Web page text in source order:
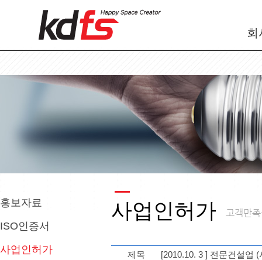
회
홍보자료
ISO인증서
사업인허가
사업인허가
제목
[2010.10. 3 ] 전문건설업